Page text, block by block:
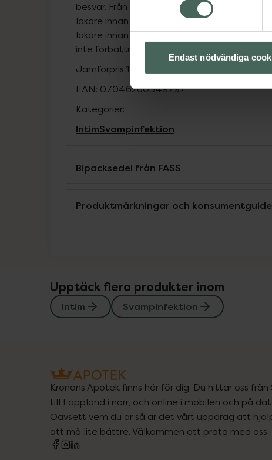
Endast nödvändiga
besvär. Från 15 år. Förstagångsinfektion ska
läkare innan behandling. Gravida och
läkare innan behandling. Kontakta läkare
inte förbättras efter 7 dagar.
Jämförpris 185 kr
EAN: 07046260349797
Kategorier:
IntimSvampinfektion
Bipacksedel från FASS
Produktmärkningar och
Upptäck flera produkter inom
Intim Svampinfektion
Kronans Apotek finns här för dig. Du hittar oss från
till Lappland i norr, och online i mobilen och på
Oavsett vem du är så är det vårt uppdrag att
att må lite bättre. Välkommen att prata med oss.